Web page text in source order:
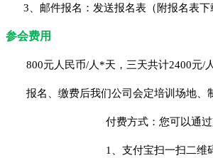
3、邮件报名：发送报名表（附报名表
参会费用
800元人民币/人*天， 三天共计2400元/
报名、缴费后我们公司会定培训场地、
付费方式：您可以通
1、支付宝扫一扫二维